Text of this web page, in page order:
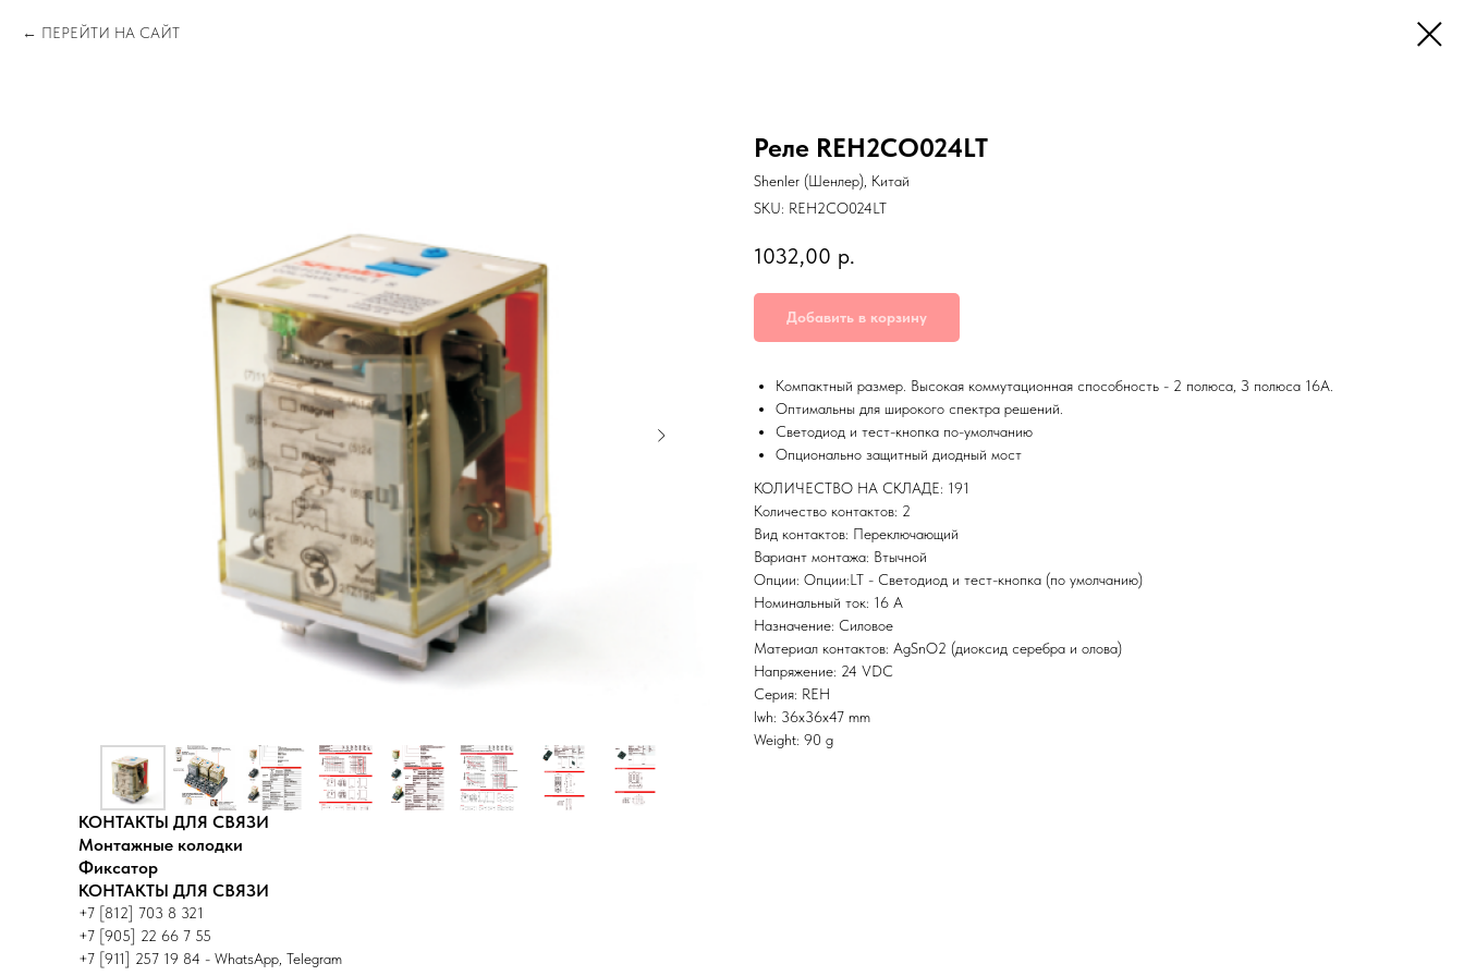
ПЕРЕЙТИ НА САЙТ
Реле REH2CO024LT
Shenler (Шенлер), Китай
SKU: REH2CO024LT
1032,00 р.
Добавить в корзину
Компактный размер. Высокая коммутационная способность - 2 полюса, З полюса 16А.
Оптимальны для широкого спектра решений.
Светодиод и тест-кнопка по-умолчанию
Опционально защитный диодный мост
КОЛИЧЕСТВО НА СКЛАДЕ: 191
Количество контактов: 2
Вид контактов: Переключающий
Вариант монтажа: Втычной
Опции: Опции:LT - Светодиод и тест-кнопка (по умолчанию)
Номинальный ток: 16 А
Назначение: Силовое
Материал контактов: AgSnO2 (диоксид серебра и олова)
Напряжение: 24 VDC
Серия: REH
lwh: 36x36x47 mm
Weight: 90 g
КОНТАКТЫ ДЛЯ СВЯЗИ
Монтажные колодки
Фиксатор
КОНТАКТЫ ДЛЯ СВЯЗИ
+7 [812] 703 8 321
+7 [905] 22 66 7 55
+7 [911] 257 19 84 - WhatsApp, Telegram